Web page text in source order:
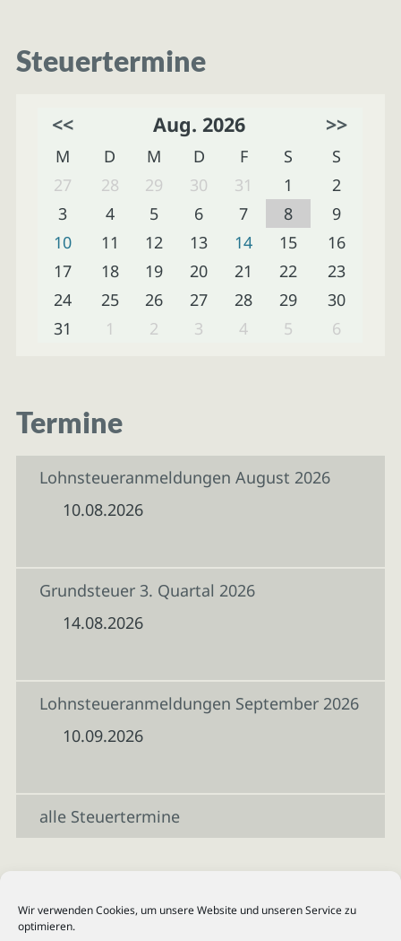
Wir verwenden Cookies, um unsere Website und unseren Service zu
optimieren.
Steuertermine
<< Aug. 2026 >>
M D M D F S
S
27
28 29 30 31 1
2
3
4 5 6 7 8
9
10
11 12 13 14 15
16
17
18 19 20 21 22
23
24
25 26 27 28 29
30
31
1 2 3 4 5 6
Termine
Lohnsteueranmeldungen August 2026
10.08.2026
Grundsteuer 3. Quartal 2026
14.08.2026
Lohnsteueranmeldungen September 2026
10.09.2026
alle Steuertermine